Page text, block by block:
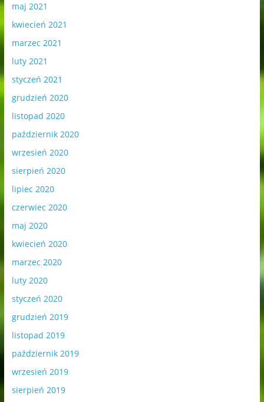
maj 2021
kwiecień 2021
marzec 2021
luty 2021
styczeń 2021
grudzień 2020
listopad 2020
październik 2020
wrzesień 2020
sierpień 2020
lipiec 2020
czerwiec 2020
maj 2020
kwiecień 2020
marzec 2020
luty 2020
styczeń 2020
grudzień 2019
listopad 2019
październik 2019
wrzesień 2019
sierpień 2019